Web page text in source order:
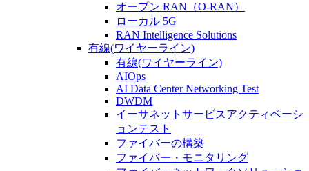
オープン RAN（O-RAN）
ローカル 5G
RAN Intelligence Solutions
有線(ワイヤーライン)
有線(ワイヤーライン)
AIOps
AI Data Center Networking Test
DWDM
イーサネットサービスアクティベーシ
ョンテスト
ファイバーの構築
ファイバー・モニタリング